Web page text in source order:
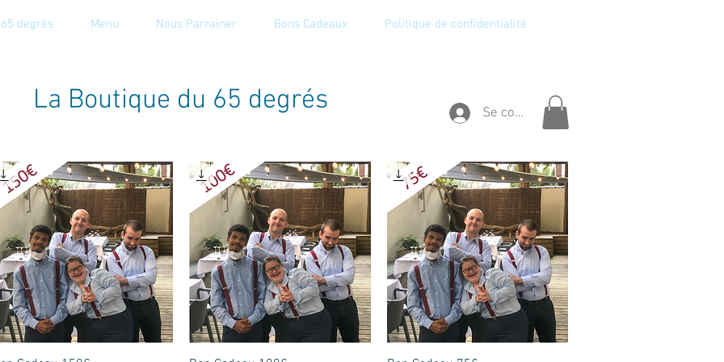
degrés Menu Nous Parrainer Bons Cadeaux Politique de confidentialité
La Boutique du 65 degrés Se connecter